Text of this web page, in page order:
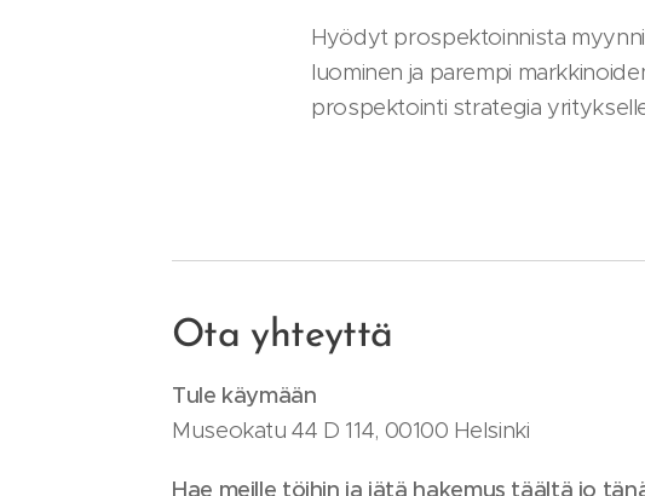
Hyödyt prospektoinnista
luominen ja parempi
prospektointi strategia
Ota yhteyttä
Tule käymään
Museokatu 44 D 114, 00100 Helsinki
Hae meille töihin ja jätä hakemus täältä jo